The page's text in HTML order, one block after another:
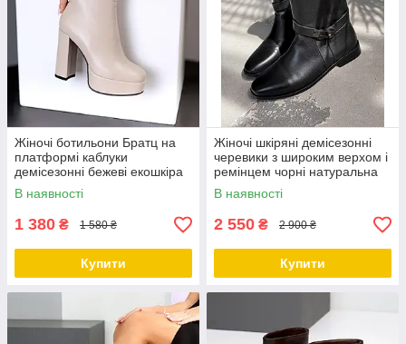
Жіночі ботильони Братц на
платформі каблуки
демісезонні бежеві екошкіра
В наявності
1 380 ₴ 1 580 ₴
Купити
Жіночі шкіряні демісезонні
черевики з широким верхом і
ремінцем чорні натуральна
шкіра
В наявності
2 550 ₴ 2 900 ₴
Купити